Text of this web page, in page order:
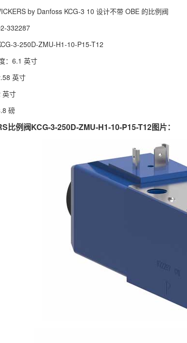
by Danfoss KCG-3 10 设计不带 OBE 的比例阀
332287
3-250D-ZMU-H1-10-P15-T12
：6.1 英寸
英寸
英寸
磅
比例阀KCG-3-250D-ZMU-H1-10-P15-T12图片：